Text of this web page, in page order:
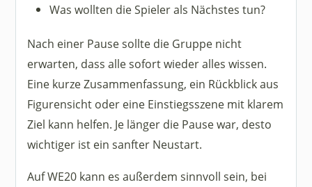
Was wollten die Spieler als Nächstes tun?
Nach einer Pause sollte die Gruppe nicht
erwarten, dass alle sofort wieder alles wissen.
Eine kurze Zusammenfassung, ein Rückblick aus
Figurensicht oder eine Einstiegsszene mit klarem
Ziel kann helfen. Je länger die Pause war, desto
wichtiger ist ein sanfter Neustart.
Auf WE20 kann es außerdem sinnvoll sein, bei